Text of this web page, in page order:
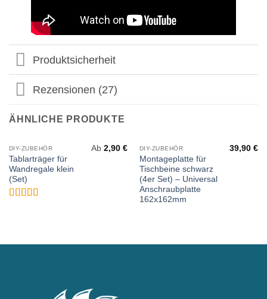
Produktsicherheit
Rezensionen (27)
ÄHNLICHE PRODUKTE
DIY-ZUBEHÖR
Tablarträger für
Wandregale klein
(Set)
Ab2,90€ DIY-ZUBEHÖR
Montageplatte für
Tischbeine schwarz
(4er Set) – Universal
Anschraubplatte
162x162mm
39,90€